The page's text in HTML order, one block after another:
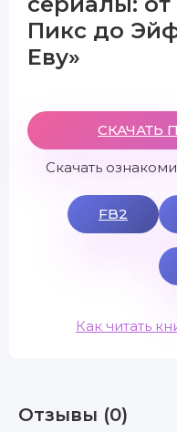
Пикс до
Еву»
СКАЧАТЬ
Скачать
FB2
Как читать
Отзывы (0)